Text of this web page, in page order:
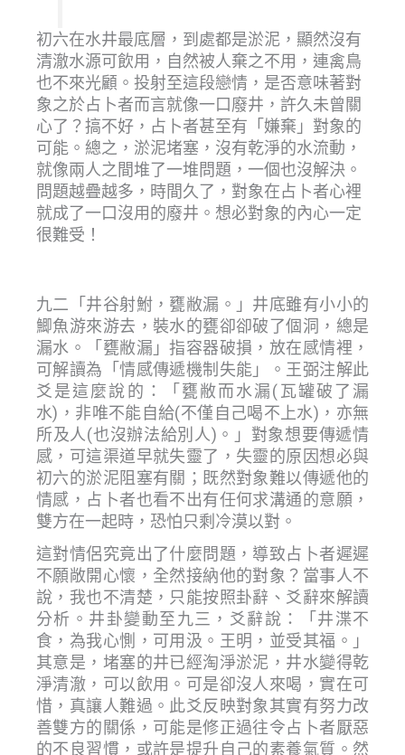
初六在水井最底層，到處都是淤泥，顯然沒有
清澈水源可飲用，自然被人棄之不用，連禽鳥
也不來光顧。投射至這段戀情，是否意味著對
象之於占卜者而言就像一口廢井，許久未曾關
心了？搞不好，占卜者甚至有「嫌棄」對象的
可能。總之，淤泥堵塞，沒有乾淨的水流動，
就像兩人之間堆了一堆問題，一個也沒解決。
問題越疊越多，時間久了，對象在占卜者心裡
就成了一口沒用的廢井。想必對象的內心一定
很難受！
九二「井谷射鮒，甕敝漏。」井底雖有小小的
鯽魚游來游去，裝水的甕卻卻破了個洞，總是
漏水。「甕敝漏」指容器破損，放在感情裡，
可解讀為「情感傳遞機制失能」。王弼注解此
爻是這麼說的：「甕敝而水漏(瓦罐破了漏
水)，非唯不能自給(不僅自己喝不上水)，亦無
所及人(也沒辦法給別人)。」對象想要傳遞情
感，可這渠道早就失靈了，失靈的原因想必與
初六的淤泥阻塞有關；既然對象難以傳遞他的
情感，占卜者也看不出有任何求溝通的意願，
雙方在一起時，恐怕只剩冷漠以對。
這對情侶究竟出了什麼問題，導致占卜者遲遲
不願敞開心懷，全然接納他的對象？當事人不
說，我也不清楚，只能按照卦辭、爻辭來解讀
分析。井卦變動至九三，爻辭說：「井渫不
食，為我心惻，可用汲。王明，並受其福。」
其意是，堵塞的井已經淘淨淤泥，井水變得乾
淨清澈，可以飲用。可是卻沒人來喝，實在可
惜，真讓人難過。此爻反映對象其實有努力改
善雙方的關係，可能是修正過往令占卜者厭惡
的不良習慣，或許是提升自己的素養氣質。然